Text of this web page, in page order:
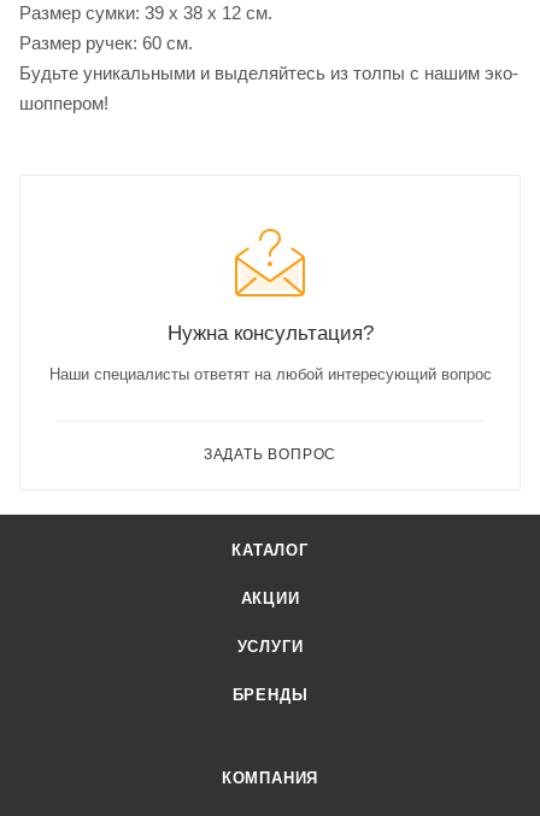
Размер сумки: 39 х 38 х 12 см.
Размер ручек: 60 см.
Будьте уникальными и выделяйтесь из толпы с нашим эко-
шоппером!
Нужна консультация?
Наши специалисты ответят на любой интересующий вопрос
ЗАДАТЬ ВОПРОС
КАТАЛОГ
АКЦИИ
УСЛУГИ
БРЕНДЫ
КОМПАНИЯ